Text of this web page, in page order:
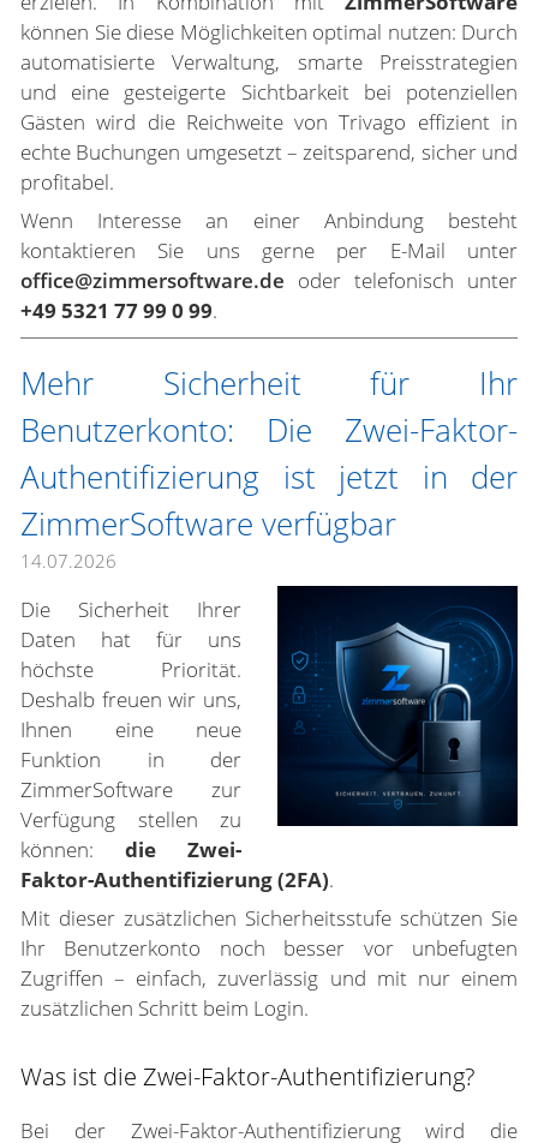
können Sie diese Möglichkeiten optimal nutzen: Durch
automatisierte Verwaltung, smarte Preisstrategien
und eine gesteigerte Sichtbarkeit bei potenziellen
Gästen wird die Reichweite von Trivago effizient in
echte Buchungen umgesetzt – zeitsparend, sicher und
profitabel.
Wenn Interesse an einer Anbindung besteht
kontaktieren Sie uns gerne per E-Mail unter
office@zimmersoftware.de oder telefonisch unter
+49 5321 77 99 0 99.
Mehr Sicherheit für Ihr
Benutzerkonto: Die Zwei-Faktor-
Authentifizierung ist jetzt in der
ZimmerSoftware verfügbar
14.07.2026
Die Sicherheit Ihrer
Daten hat für uns
höchste Priorität.
Deshalb freuen wir uns,
Ihnen eine neue
Funktion in der
ZimmerSoftware zur
Verfügung stellen zu
können: die Zwei-
Faktor-Authentifizierung (2FA).
Mit dieser zusätzlichen Sicherheitsstufe schützen Sie
Ihr Benutzerkonto noch besser vor unbefugten
Zugriffen – einfach, zuverlässig und mit nur einem
zusätzlichen Schritt beim Login.
Was ist die Zwei-Faktor-Authentifizierung?
Bei der Zwei-Faktor-Authentifizierung wird die